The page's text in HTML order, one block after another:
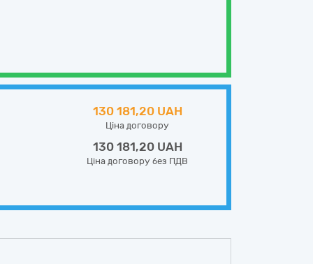
130 181,20 UAH
Ціна договору
130 181,20 UAH
Ціна договору без ПДВ